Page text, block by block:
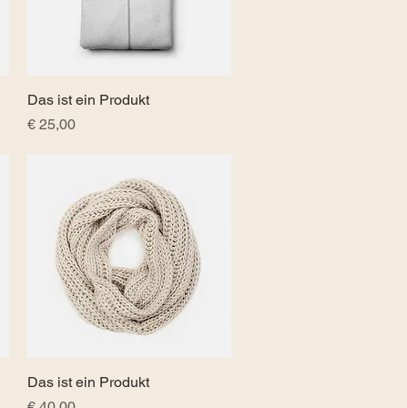
Schnellansicht
Das ist ein Produkt
Preis
€ 25,00
Schnellansicht
Das ist ein Produkt